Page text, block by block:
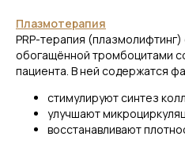
Плазмотерапия
PRP-терапия
обогащённой тромбоцитами
пациента. В ней содержатся
стимулируют синтез
улучшают
восстанавливают